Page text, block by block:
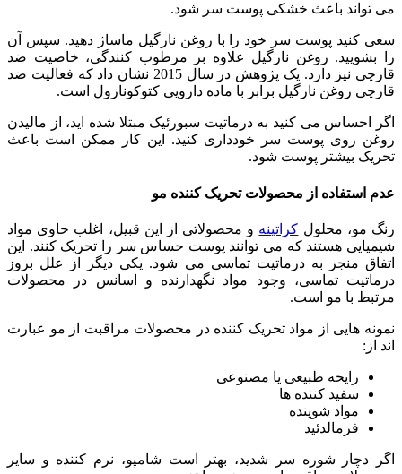
می تواند باعث خشکی پوست سر شود.
سعی کنید پوست سر خود را با روغن نارگیل ماساژ دهید. سپس آن
را بشویید. روغن نارگیل علاوه بر مرطوب کنندگی، خاصیت ضد
قارچی نیز دارد. یک پژوهش در سال 2015 نشان داد که فعالیت ضد
قارچی روغن نارگیل برابر با ماده دارویی کتوکونازول است.
اگر احساس می کنید به درماتیت سبورئیک مبتلا شده اید، از مالیدن
روغن روی پوست سر خودداری کنید. این کار ممکن است باعث
تحریک بیشتر پوست شود.
عدم استفاده از محصولات تحریک کننده مو
رنگ مو، محلول کراتینه و محصولاتی از این قبیل، اغلب حاوی مواد
شیمیایی هستند که می توانند پوست حساس سر را تحریک کنند. این
اتفاق منجر به درماتیت تماسی می شود. یکی دیگر از علل بروز
درماتیت تماسی، وجود مواد نگهدارنده و اسانس در محصولات
مرتبط با مو است.
نمونه هایی از مواد تحریک کننده در محصولات مراقبت از مو عبارت
اند از:
رایحه طبیعی یا مصنوعی
سفید کننده ها
مواد شوینده
فرمالدئید
اگر دچار شوره سر شدید، بهتر است شامپو، نرم کننده و سایر